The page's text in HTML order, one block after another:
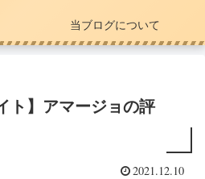
当ブログについて
ト】アマージョの評
2021.12.10